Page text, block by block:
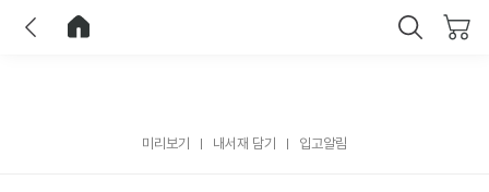
미리보기 내서재 담기 입고알림